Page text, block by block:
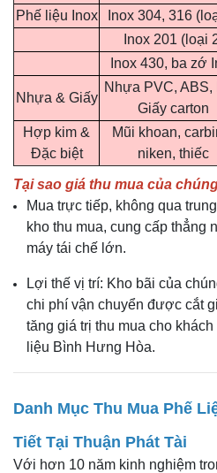
Phế liệu Inox
Inox 304, 316
Inox 201 (loại
Inox 430, ba zớ
Nhựa & Giấy
Nhựa PVC, ABS,
Giấy carton
Hợp kim &
Đặc biệt
Mũi khoan,
niken, thiếc
Tại sao giá thu mua của
Mua trực tiếp, không qua
kho thu mua, cung cấp thẳng
máy tái chế lớn.
Lợi thế vị trí: Kho bãi của
chi phí vận chuyển được cắt
tăng giá trị thu mua cho
liệu Bình Hưng Hòa.
Danh Mục Thu Mua Phế
Tiết Tại Thuận Phát Tài
Với hơn 10 năm kinh nghiệm